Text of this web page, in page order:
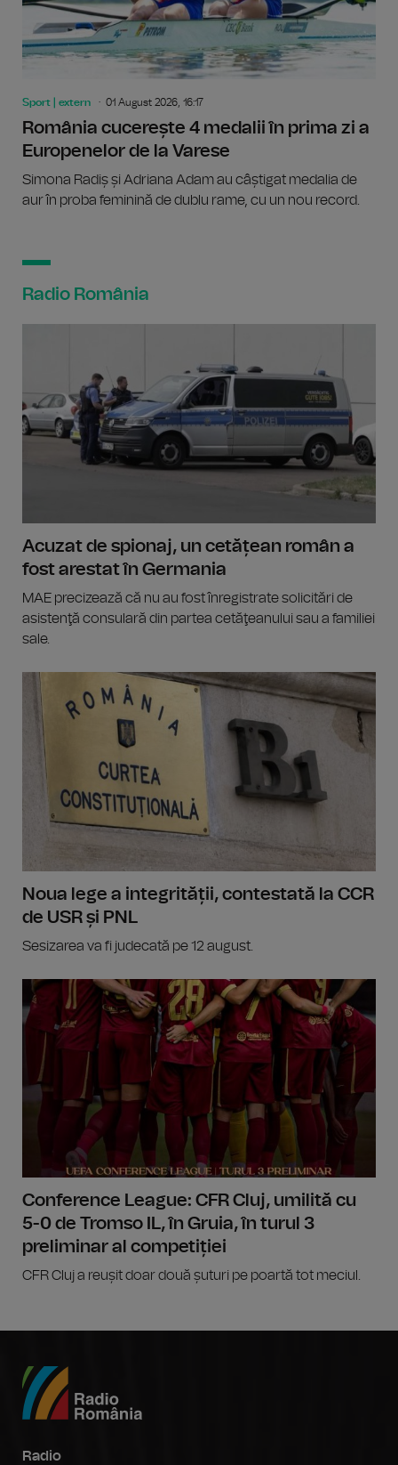
Sport | extern 01 August 2026, 16:17
România cucerește 4 medalii în prima zi a
Europenelor de la Varese
Simona Radiș și Adriana Adam au câștigat medalia de
aur în proba feminină de dublu rame, cu un nou record.
Radio România
Acuzat de spionaj, un cetățean român a
fost arestat în Germania
MAE precizează că nu au fost înregistrate solicitări de
asistenţă consulară din partea cetăţeanului sau a familiei
sale.
Noua lege a integrității, contestată la CCR
de USR și PNL
Sesizarea va fi judecată pe 12 august.
Conference League: CFR Cluj, umilită cu
5-0 de Tromso IL, în Gruia, în turul 3
preliminar al competiției
CFR Cluj a reușit doar două șuturi pe poartă tot meciul.
Radio